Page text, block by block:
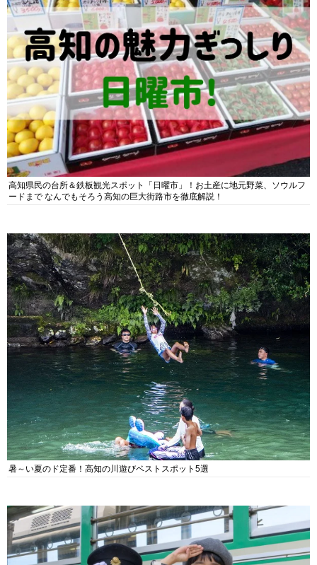
高知県民の台所＆鉄板観光スポット「日曜市」！お土産に地元野菜、ソウルフ
ードまで なんでもそろう高知の巨大街路市を徹底解説！
暑～い夏のド定番！高知の川遊びベストスポット5選